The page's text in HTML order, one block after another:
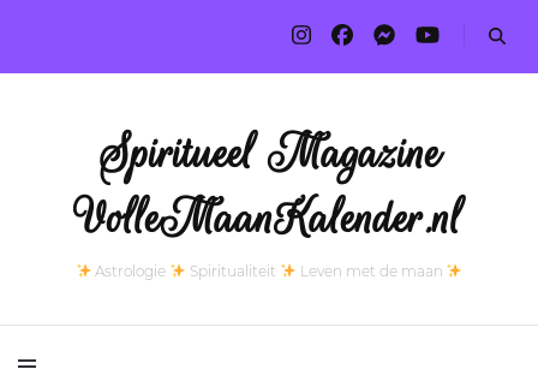
Spiritueel Magazine
VolleMaanKalender.nl
Astrologie Spiritualiteit Leven met de maan